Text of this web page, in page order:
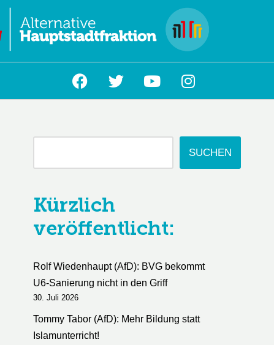
SUCHEN
Kürzlich
veröffentlicht:
Rolf Wiedenhaupt (AfD): BVG bekommt
U6-Sanierung nicht in den Griff
30. Juli 2026
Tommy Tabor (AfD): Mehr Bildung statt
Islamunterricht!